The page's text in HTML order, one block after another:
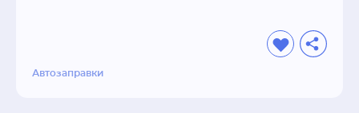
Автозаправки